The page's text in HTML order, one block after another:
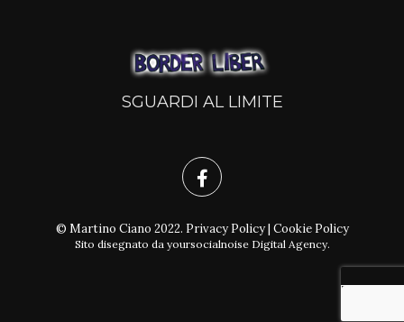
SGUARDI AL LIMITE
© Martino Ciano 2022. Privacy Policy| Cookie Policy
Sito disegnato da yoursocialnoise Digital Agency.